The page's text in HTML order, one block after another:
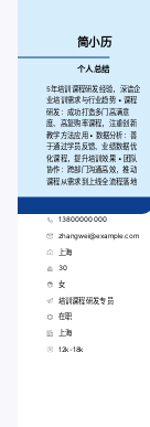
简小历
个人总结
5年培训课程研发经验，深谙企
业培训需求与行业趋势 • 课程
研发：成功打造多门高满意
度、高复购率课程，注重创新
教学方法应用 • 数据分析：善
于通过学员反馈、业绩数据优
化课程，提升培训效果 • 团队
协作：跨部门沟通高效，推动
课程从需求到上线全流程落地
13800000000
zhangwei@example.com
上海
30
女
培训课程研发专员
在职
上海
12k-18k